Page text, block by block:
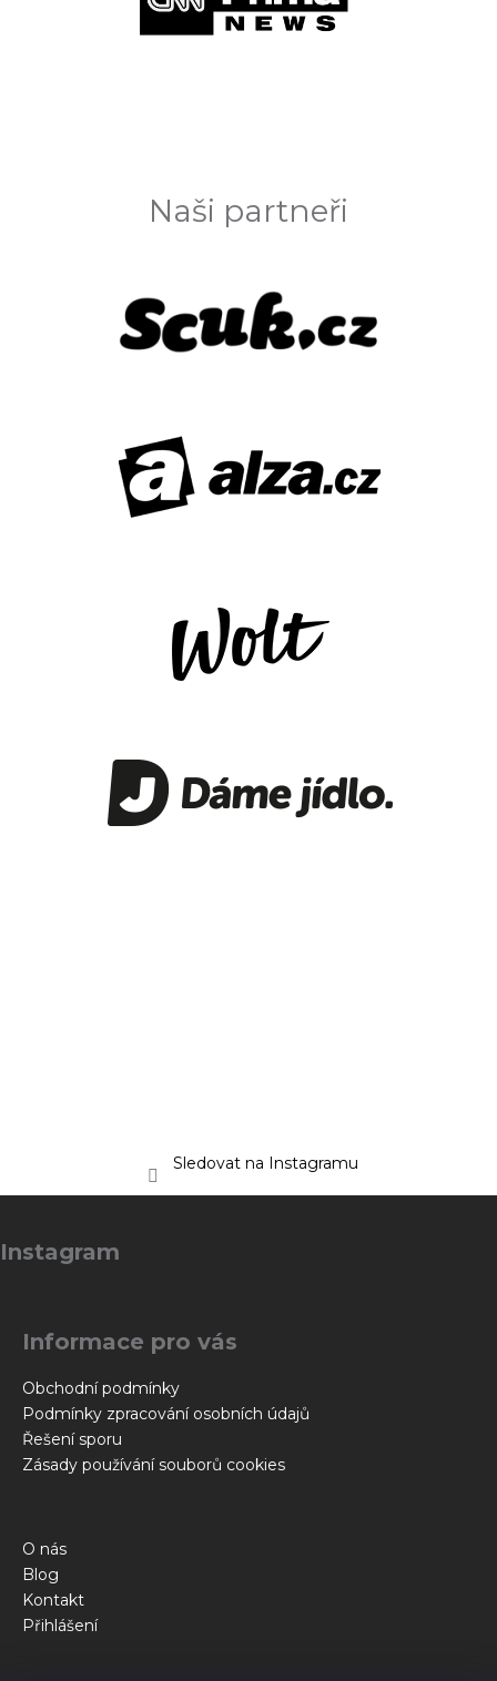
Naši partneři
Sledovat na Instagramu
á
p
Instagram
Informace pro vás
Obchodní podmínky
Podmínky zpracování osobních údajů
Řešení sporu
Zásady používání souborů cookies
O nás
Blog
Kontakt
Přihlášení